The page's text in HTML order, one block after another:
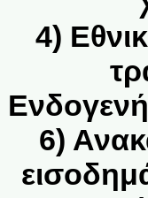
4)
6)